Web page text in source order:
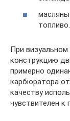
топливо.
При
конструкцию
примерно
карбюратора
качеству
чувствителен к